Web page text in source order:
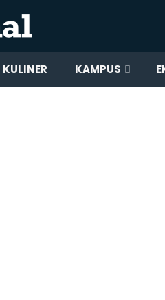
KULINER KAMPUS